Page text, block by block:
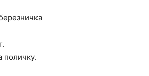
поличку.